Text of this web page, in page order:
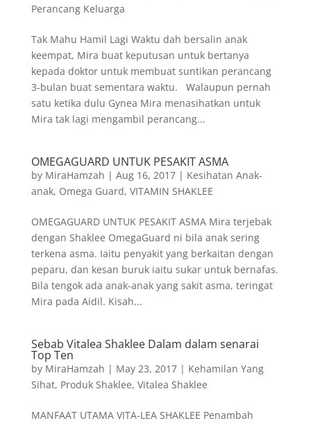
Perancang Keluarga
Tak Mahu Hamil Lagi Waktu dah bersalin anak
keempat, Mira buat keputusan untuk bertanya
kepada doktor untuk membuat suntikan perancang
3-bulan buat sementara waktu. Walaupun pernah
satu ketika dulu Gynea Mira menasihatkan untuk
Mira tak lagi mengambil perancang...
OMEGAGUARD UNTUK PESAKIT ASMA
by MiraHamzah | Aug 16, 2017| Kesihatan Anak-
anak, Omega Guard, VITAMIN SHAKLEE
OMEGAGUARD UNTUK PESAKIT ASMA Mira terjebak
dengan Shaklee OmegaGuard ni bila anak sering
terkena asma. Iaitu penyakit yang berkaitan dengan
peparu, dan kesan buruk iaitu sukar untuk bernafas.
Bila tengok ada anak-anak yang sakit asma, teringat
Mira pada Aidil. Kisah...
Sebab Vitalea Shaklee Dalam dalam senarai
Top Ten
by MiraHamzah | May 23, 2017| Kehamilan Yang
Sihat, Produk Shaklee, Vitalea Shaklee
MANFAAT UTAMA VITA-LEA SHAKLEE Penambah